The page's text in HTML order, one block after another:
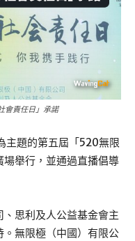
會責任日」承諾
主題的第五屆「520無限
舉行，並通過直播倡導
思利及人公益基金會主
無限極（中國）有限公